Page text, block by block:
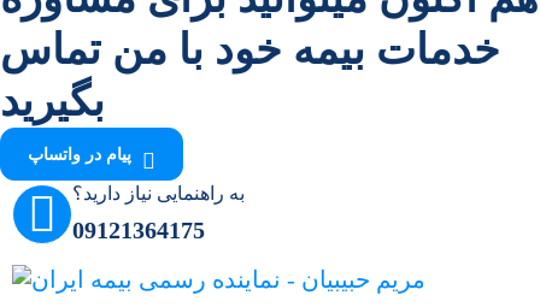
خدمات بیمه خود با من تماس
بگیرید
به راهنمایی نیاز دارید؟
09121364175